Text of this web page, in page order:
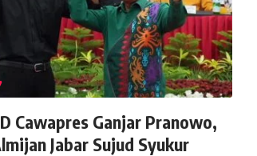
Cawapres Ganjar Pranowo,
Jabar Sujud Syukur